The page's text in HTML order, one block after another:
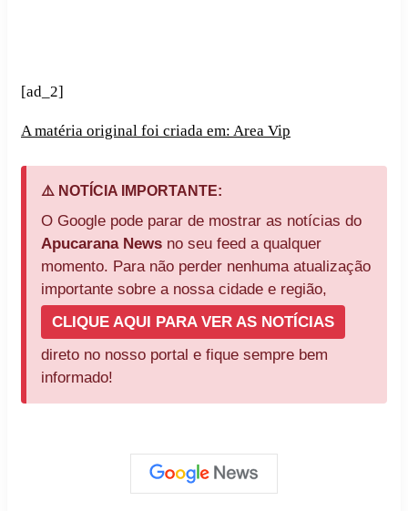
[ad_2]
A matéria original foi criada em: Area Vip
⚠️ NOTÍCIA IMPORTANTE:
O Google pode parar de mostrar as notícias do
Apucarana News no seu feed a qualquer
momento. Para não perder nenhuma atualização
importante sobre a nossa cidade e região,
CLIQUE AQUI PARA VER AS NOTÍCIAS
direto no nosso portal e fique sempre bem
informado!